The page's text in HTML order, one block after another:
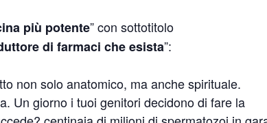
più potente” con sottotitolo
di farmaci che esista”:
non solo anatomico, ma anche spirituale.
Un giorno i tuoi genitori decidono di fare la